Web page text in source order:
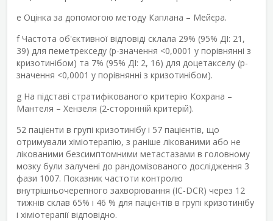
e Оцінка за допомогою методу Каплана – Мейєра.
fЧастота об'єктивної відповіді склала 29% (95% ДІ: 21,
39) для пеметрекседу (p-значення <0,0001 у порівнянні з
кризотинібом) та 7% (95% ДІ: 2, 16) для доцетакселу (p-
значення <0,0001 у порівнянні з кризотинібом).
g На підставі стратифікованого критерію Кохрана –
Мантеля – Хензеля (2-сторонній критерій).
52 пацієнти в групі кризотинібу і 57 пацієнтів, що
отримували хіміотерапію, з раніше лікованими або не
лікованими безсимптомними метастазами в головному
мозку були залучені до рандомізованого дослідження 3
фази 1007. Показник частоти контролю
внутрішньочерепного захворювання (IC-DCR) через 12
тижнів склав 65% і 46 % для пацієнтів в групі кризотинібу
і хіміотерапії відповідно.